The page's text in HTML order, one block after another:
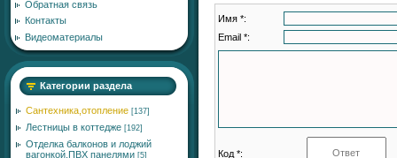
Обратная связь
Контакты
Видеоматериалы
Категории раздела
Сантехника,отопление [137]
Лестницы в коттедже [192]
Отделка балконов и лоджий
вагонкой,ПВХ панелями [5]
Имя *:
Email *:
Код *: